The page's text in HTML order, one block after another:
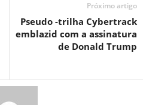
Próximo artigo
Pseudo -trilha Cybertrack
emblazid com a assinatura
de Donald Trump